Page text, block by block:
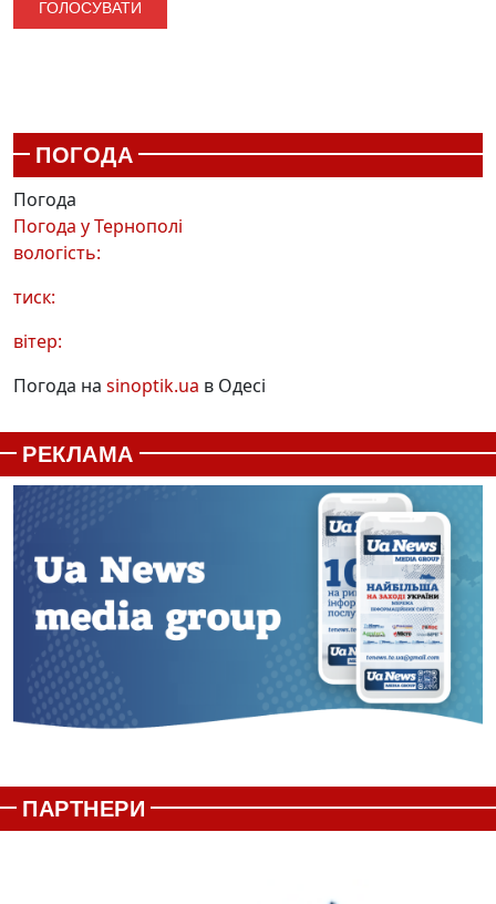
ПОГОДА
Погода
Погода уТернополі
вологість:
тиск:
вітер:
Погода на sinoptik.ua в Одесі
РЕКЛАМА
ПАРТНЕРИ